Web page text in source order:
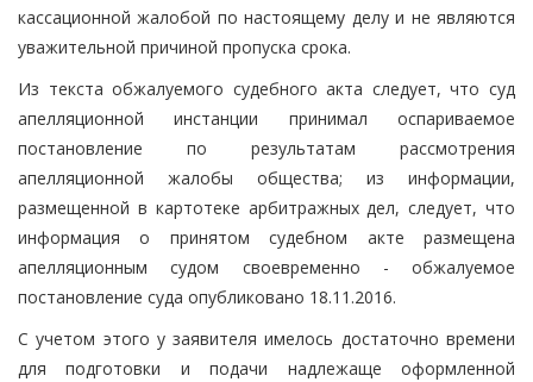
кассационной жалобой по настоящему делу и не являются
уважительной причиной пропуска срока.
Из текста обжалуемого судебного акта следует, что суд
апелляционной инстанции принимал оспариваемое
постановление по результатам рассмотрения
апелляционной жалобы общества; из информации,
размещенной в картотеке арбитражных дел, следует, что
информация о принятом судебном акте размещена
апелляционным судом своевременно - обжалуемое
постановление суда опубликовано 18.11.2016.
С учетом этого у заявителя имелось достаточно времени
для подготовки и подачи надлежаще оформленной